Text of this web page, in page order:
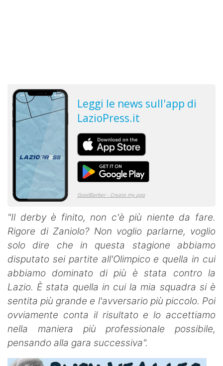
"Il derby è finito, non c'è più niente da fare.
Rigore di Zaniolo? Non voglio parlarne, voglio
solo dire che in questa stagione abbiamo
disputato sei partite all'Olimpico e quella in cui
abbiamo dominato di più è stata contro la
Lazio. È stata quella in cui la mia squadra si è
sentita più grande e l'avversario più piccolo. Poi
ovviamente conta il risultato e lo accettiamo
nella maniera più professionale possibile,
pensando alla gara successiva".